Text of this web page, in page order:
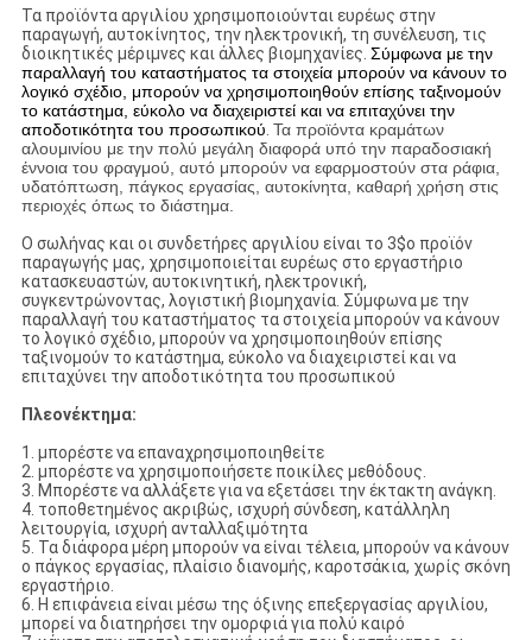
Τα προϊόντα αργιλίου χρησιμοποιούνται ευρέως στην
παραγωγή, αυτοκίνητος, την ηλεκτρονική, τη συνέλευση, τις
διοικητικές μέριμνες και άλλες βιομηχανίες. Σύμφωνα με την
παραλλαγή του καταστήματος τα στοιχεία μπορούν να κάνουν το
λογικό σχέδιο, μπορούν να χρησιμοποιηθούν επίσης ταξινομούν
το κατάστημα, εύκολο να διαχειριστεί και να επιταχύνει την
αποδοτικότητα του προσωπικού. Τα προϊόντα κραμάτων
αλουμινίου με την πολύ μεγάλη διαφορά υπό την παραδοσιακή
έννοια του φραγμού, αυτό μπορούν να εφαρμοστούν στα ράφια,
υδατόπτωση, πάγκος εργασίας, αυτοκίνητα, καθαρή χρήση στις
περιοχές όπως το διάστημα.
Ο σωλήνας και οι συνδετήρες αργιλίου είναι το 3$ο προϊόν
παραγωγής μας, χρησιμοποιείται ευρέως στο εργαστήριο
κατασκευαστών, αυτοκινητική, ηλεκτρονική,
συγκεντρώνοντας, λογιστική βιομηχανία. Σύμφωνα με την
παραλλαγή του καταστήματος τα στοιχεία μπορούν να κάνουν
το λογικό σχέδιο, μπορούν να χρησιμοποιηθούν επίσης
ταξινομούν το κατάστημα, εύκολο να διαχειριστεί και να
επιταχύνει την αποδοτικότητα του προσωπικού
Πλεονέκτημα:
1. μπορέστε να επαναχρησιμοποιηθείτε
2. μπορέστε να χρησιμοποιήσετε ποικίλες μεθόδους.
3. Μπορέστε να αλλάξετε για να εξετάσει την έκτακτη ανάγκη.
4. τοποθετημένος ακριβώς, ισχυρή σύνδεση, κατάλληλη
λειτουργία, ισχυρή ανταλλαξιμότητα
5. Τα διάφορα μέρη μπορούν να είναι τέλεια, μπορούν να κάνουν
ο πάγκος εργασίας, πλαίσιο διανομής, καροτσάκια, χωρίς σκόνη
εργαστήριο.
6. Η επιφάνεια είναι μέσω της όξινης επεξεργασίας αργιλίου,
μπορεί να διατηρήσει την ομορφιά για πολύ καιρό